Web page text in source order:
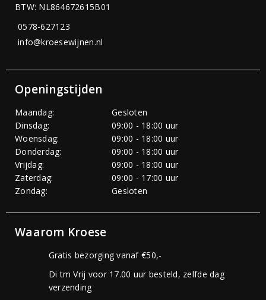
BTW: NL864672615B01
0578-627123
info@kroesewijnen.nl
Openingstijden
Maandag:
Gesloten
Dinsdag:
09:00 - 18:00 uur
Woensdag:
09:00 - 18:00 uur
Donderdag:
09:00 - 18:00 uur
Vrijdag:
09:00 - 18:00 uur
Zaterdag:
09:00 - 17:00 uur
Zondag:
Gesloten
Waarom Kroese
Gratis bezorging vanaf €50,-
Di tm Vrij voor 17.00 uur besteld, zelfde dag
verzending